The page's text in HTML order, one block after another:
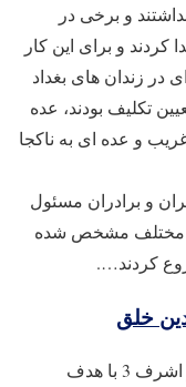
و برخی در
و برای این کار
در زندان های بغداد
تکلیف بودند، عده
و عده ای به ناکجا
و برادران مسئول
مختلف مشخص شده
کردند….
خلق
… ورود پلیس ضد تروریسم به درون مقر اشرف 3 با هدف